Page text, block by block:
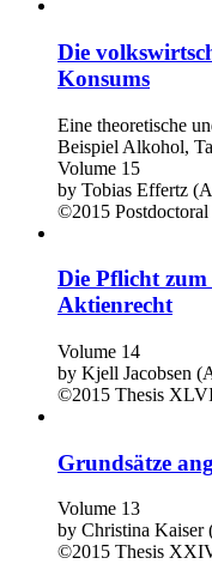
Die
Konsums
Eine theoretische
Beispiel Alkohol,
Volume 15
by Tobias Effertz
©2015
Die Pflicht
Aktienrecht
Volume 14
by Kjell Jacobsen
©2015 Thesis
Grundsätze
Volume 13
by Christina Kaiser
©2015 Thesis